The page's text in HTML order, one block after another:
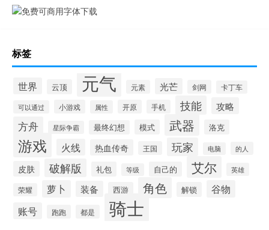
标签
世界 云顶 元气 元素 光芒 剑网 卡丁车
可以通过 小游戏 属性 开原 手机 技能 攻略
方舟 星际争霸 最终幻想 模式 武器 洛克
游戏 火线 热血传奇 王国 玩家 电脑 的人
皮肤 破解版 礼包 等级 自己的 艾尔 英雄
荣耀 萝卜 装备 西游 角色 解锁 谷物
账号 跑跑 都是 骑士